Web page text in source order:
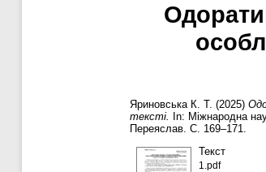
Яриновська К. Т. (2025)
тексті.
In: Міжнародна
Переяслав. С. 169–171.
Текст
1.pdf